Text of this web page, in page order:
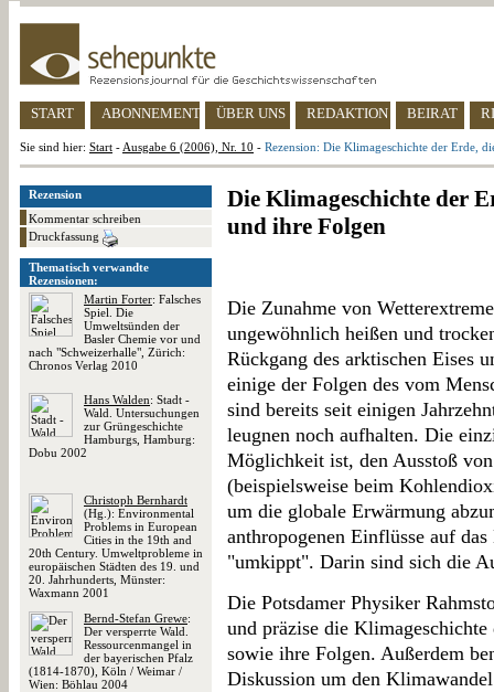
START ABONNEMENT ÜBER UNS REDAKTION BEIRAT
Sie sind hier: Start - Ausgabe 6 (2006), Nr. 10 - Rezension: Die Klimageschichte der Erde,
Rezension
Kommentar schreiben
Druckfassung
Thematisch verwandte
Rezensionen:
Martin Forter: Falsches
Spiel. Die
Umweltsünden der
Basler Chemie vor und
nach "Schweizerhalle", Zürich:
Chronos Verlag 2010
Hans Walden: Stadt -
Wald. Untersuchungen
zur Grüngeschichte
Hamburgs, Hamburg:
Dobu 2002
Christoph Bernhardt
(Hg.): Environmental
Problems in European
Cities in the 19th and
20th Century. Umweltprobleme in
europäischen Städten des 19. und
20. Jahrhunderts, Münster:
Waxmann 2001
Bernd-Stefan Grewe:
Der versperrte Wald.
Ressourcenmangel in
der bayerischen Pfalz
(1814-1870), Köln / Weimar /
Wien: Böhlau 2004
Die Klimageschichte der
und ihre Folgen
Die Zunahme von
ungewöhnlich heißen und
Rückgang des arktischen Eises
einige der Folgen des vom
sind bereits seit einigen
leugnen noch aufhalten. Die
Möglichkeit ist, den Ausstoß
(beispielsweise beim
um die globale Erwärmung
anthropogenen Einflüsse auf
"umkippt". Darin sind sich die
Die Potsdamer Physiker
und präzise die
sowie ihre Folgen. Außerdem
Diskussion um den